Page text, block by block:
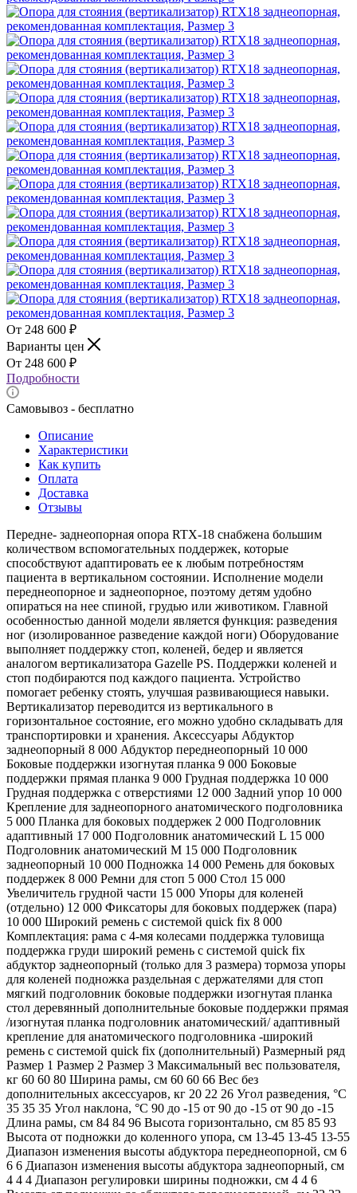
248 600 ₽
Варианты цен
248 600 ₽
Подробности
Самовывоз - бесплатно
Описание
Характеристики
Как купить
Оплата
Доставка
Отзывы
Передне- заднеопорная опора RTX-18 снабжена большим
количеством вспомогательных поддержек, которые
способствуют адаптировать ее к любым потребностям
пациента в вертикальном состоянии. Исполнение модели
переднеопорное и заднеопорное, поэтому детям удобно
опираться на нее спиной, грудью или животиком. Главной
особенностью данной модели является функция: разведения
ног (изолированное разведение каждой ноги) Оборудование
выполняет поддержку стоп, коленей, бедер и является
аналогом вертикализатора Gazelle PS. Поддержки коленей и
стоп подбираются под каждого пациента. Устройство
помогает ребенку стоять, улучшая развивающиеся навыки.
Вертикализатор переводится из вертикального в
горизонтальное состояние, его можно удобно складывать для
транспортировки и хранения. Аксессуары Абдуктор
заднеопорный 8 000 Абдуктор переднеопорный 10 000
Боковые поддержки изогнутая планка 9 000 Боковые
поддержки прямая планка 9 000 Грудная поддержка 10 000
Грудная поддержка с отверстиями 12 000 Задний упор 10 000
Крепление для заднеопорного анатомического подголовника
5 000 Планка для боковых поддержек 2 000 Подголовник
адаптивный 17 000 Подголовник анатомический L 15 000
Подголовник анатомический М 15 000 Подголовник
заднеопорный 10 000 Подножка 14 000 Ремень для боковых
поддержек 8 000 Ремни для стоп 5 000 Стол 15 000
Увеличитель грудной части 15 000 Упоры для коленей
(отдельно) 12 000 Фиксаторы для боковых поддержек (пара)
10 000 Широкий ремень с системой quick fix 8 000
Комплектация: рама с 4-мя колесами поддержка туловища
поддержка груди широкий ремень с системой quick fix
абдуктор заднеопорный (только для 3 размера) тормоза упоры
для коленей подножка раздельная с держателями для стоп
мягкий подголовник боковые поддержки изогнутая планка
стол деревянный дополнительные боковые поддержки прямая
/изогнутая планка подголовник анатомический/ адаптивный
крепление для анатомического подголовника -широкий
ремень с системой quick fix (дополнительный) Размерный ряд
Размер 1 Размер 2 Размер 3 Максимальный вес пользователя,
кг 60 60 80 Ширина рамы, см 60 60 66 Вес без
дополнительных аксессуаров, кг 20 22 26 Угол разведения, °С
35 35 35 Угол наклона, °С 90 до -15 от 90 до -15 от 90 до -15
Длина рамы, см 84 84 96 Высота горизонтально, см 85 85 93
Высота от подножки до коленного упора, см 13-45 13-45 13-55
Диапазон изменения высоты абдуктора переднеопорной, см 6
6 6 Диапазон изменения высоты абдуктора заднеопорный, см
4 4 4 Диапазон регулировки ширины подножки, см 4 4 6